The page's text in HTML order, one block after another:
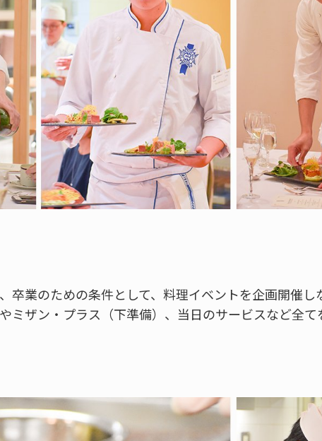
卒業のための条件として、料理イベントを企画開催し
ミザン・プラス（下準備）、当日のサービスなど全